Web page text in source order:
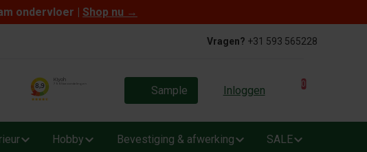
ondervloer | Shop nu →
Vragen? +31 593 565228
Sample Inloggen 0
Hobby Bevestiging & afwerking SALE